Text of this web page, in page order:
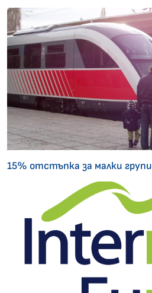
15% отстъпка за малки групи